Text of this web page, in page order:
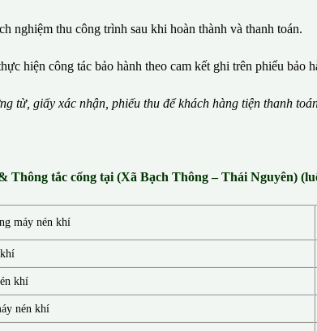
nghiệm thu công trình sau khi hoàn thành và thanh toán.
hiện công tác bảo hành theo cam kết ghi trên phiếu bảo
từ, giấy xác nhận, phiếu thu đểkhách hàng tiện thanh toá
Thông tắc cống tại (Xã Bạch Thông – Thái Nguyên)
máy nén khí
khí
nén khí